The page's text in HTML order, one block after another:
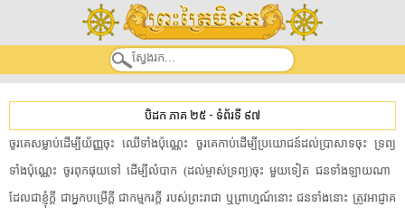
បិដក ភាគ ២៥ - ទំព័រទី ៩៧
​ចូរ​គេ​សម្លាប់​ដើម្បី​យ័ញ្ញ​ចុះ​ ​ឈើ​ទាំង​ប៉ុណ្ណេះ​ ​ចូរ​គេ​កាប់​ដើម្បី​ប្រយោជន៍​ដល់​ប្រាសាទ​ចុះ​ ​ទ្រព្យ​
ទាំង​ប៉ុណ្ណេះ​ ​ចូរ​ពុក​ផុយ​ទៅ​ ​ដើម្បី​លំបាក​ ​(​ដល់​ម្ចាស់ទ្រព្យ​)​ចុះ​ ​មួយទៀត​ ​ជន​ទាំងឡាយ​ណា​ ​
ដែល​ជា​ខ្ញុំ​ក្តី​ ​ជា​អ្នកបម្រើ​ក្តី​ ​ជា​កម្មករ​ក្តី​ ​របស់​ព្រះរាជា​ ​ឬ​ព្រាហ្មណ៍​នោះ​ ​ជន​ទាំងនោះ​ ​ត្រូវ​អាជ្ញា​គ